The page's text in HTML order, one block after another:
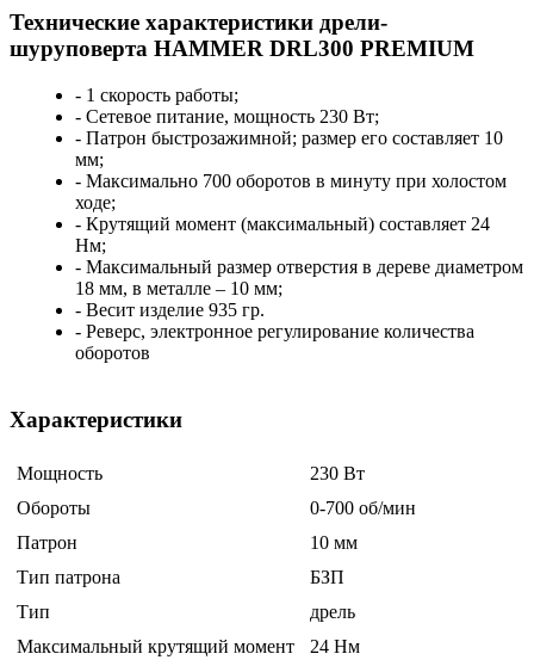
Технические характеристики дрели-
шуруповерта HAMMER DRL300 PREMIUM
- 1 скорость работы;
- Сетевое питание, мощность 230 Вт;
- Патрон быстрозажимной; размер его составляет 10
мм;
- Максимально 700 оборотов в минуту при холостом
ходе;
- Крутящий момент (максимальный) составляет 24
Нм;
- Максимальный размер отверстия в дереве диаметром
18 мм, в металле – 10 мм;
- Весит изделие 935 гр.
- Реверс, электронное регулирование количества
оборотов
Характеристики
Мощность
230 Вт
Обороты
0-700 об/мин
Патрон
10 мм
Тип патрона
БЗП
Тип
дрель
Максимальный крутящий момент
24 Нм